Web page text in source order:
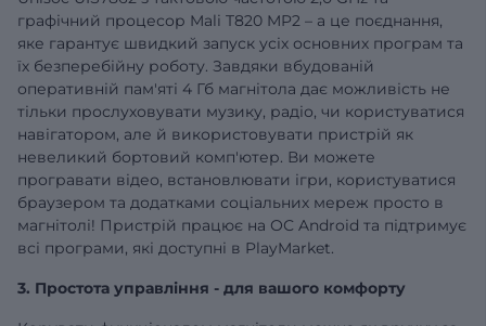
графічний процесор Mali T820 MP2 – а це поєднання,
яке гарантує швидкий запуск усіх основних програм та
їх безперебійну роботу. Завдяки вбудованій
оперативній пам'яті 4 Гб магнітола дає можливість не
тільки прослуховувати музику, радіо, чи користуватися
навігатором, але й використовувати пристрій як
невеликий бортовий комп'ютер. Ви можете
програвати відео, встановлювати ігри, користуватися
браузером та додатками соціальних мереж просто в
магнітолі! Пристрій працює на ОС Android та підтримує
всі програми, які доступні в PlayMarket.
3. Простота управління - для вашого комфорту